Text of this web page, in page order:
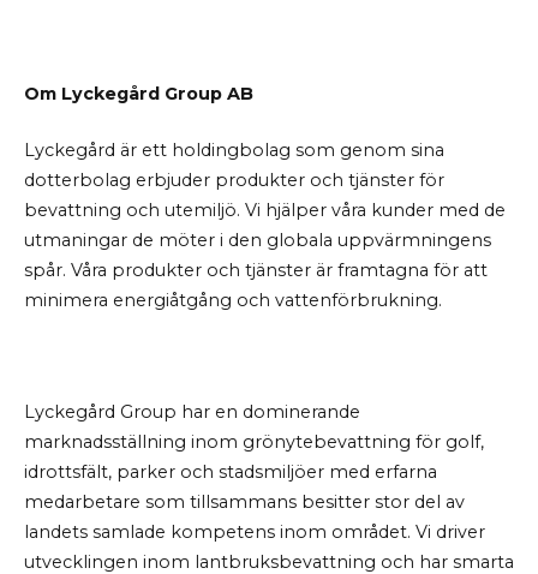
Om Lyckegård Group AB
Lyckegård är ett holdingbolag som genom sina
dotterbolag erbjuder produkter och tjänster för
bevattning och utemiljö. Vi hjälper våra kunder med de
utmaningar de möter i den globala uppvärmningens
spår. Våra produkter och tjänster är framtagna för att
minimera energiåtgång och vattenförbrukning.
Lyckegård Group har en dominerande
marknadsställning inom grönytebevattning för golf,
idrottsfält, parker och stadsmiljöer med erfarna
medarbetare som tillsammans besitter stor del av
landets samlade kompetens inom området. Vi driver
utvecklingen inom lantbruksbevattning och har smarta